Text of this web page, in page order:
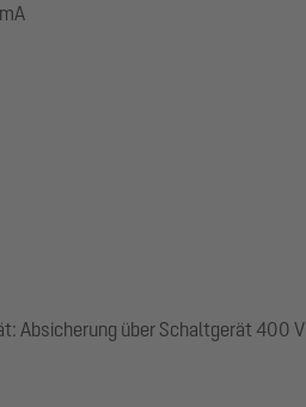
Absicherung über Schaltgerät 400 V